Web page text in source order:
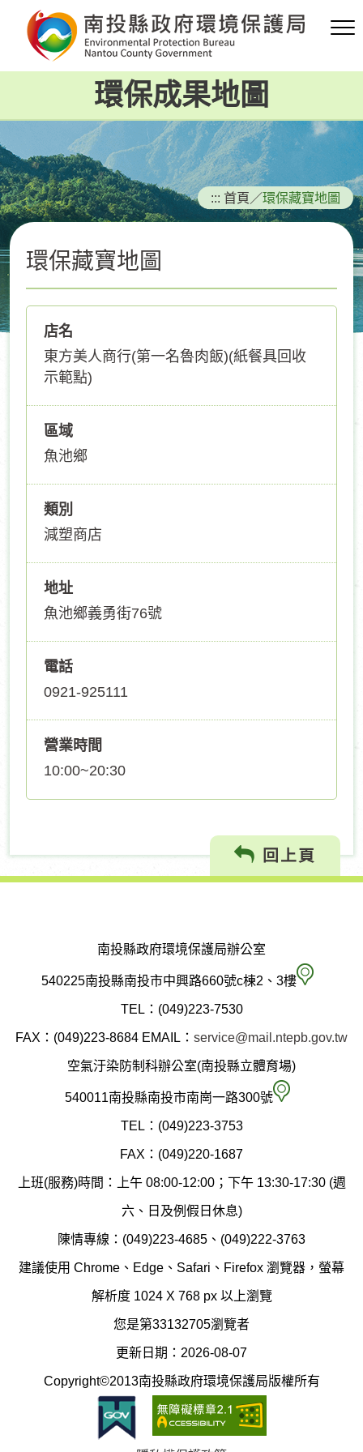
要
容
區
塊
環保成果地圖
::: 首頁 ／環保藏寶地圖
環保藏寶地圖
店名
東方美人商行(第一名魯肉飯)(紙餐具回收
示範點)
區域
魚池鄉
類別
減塑商店
地址
魚池鄉義勇街76號
電話
0921-925111
營業時間
10:00~20:30
回上頁
南投縣政府環境保護局辦公室
540225南投縣南投市中興路660號c棟2、3樓 南
縣
保
局
圖
TEL：(049)223-7530
FAX：(049)223-8684 EMAIL： service@mail.ntepb.gov.tw
空氣汙染防制科辦公室(南投縣立體育場)
540011南投縣南投市南崗一路300號 空
染
制
科
(南
TEL：(049)223-3753
FAX：(049)220-1687
上班(服務)時間：上午 08:00-12:00；下午 13:30-17:30 (週
六、日及例假日休息)
陳情專線：(049)223-4685、(049)222-3763
建議使用 Chrome、Edge、Safari、Firefox 瀏覽器，螢幕
解析度 1024 X 768 px 以上瀏覽
您是第33132705瀏覽者
更新日期：2026-08-07
Copyright©2013南投縣政府環境保護局版權所有